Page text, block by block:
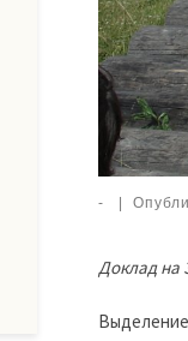
- |
Доклад на